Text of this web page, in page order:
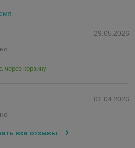
29.05.2026
через корзину
01.04.2026
все отзывы